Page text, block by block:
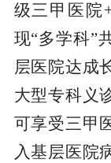
级三甲医院
现“多学科”
层医院达成
大型专科义
可享受三甲
入基层医院